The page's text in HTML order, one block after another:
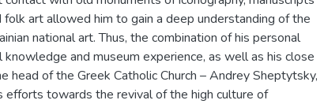
folk art allowed him to gain a deep understanding of the
national art. Thus, the combination of his personal
and museum experience, as well as his close
head of the Greek Catholic Church – Andrey Sheptytsky,
efforts towards the revival of the high culture of